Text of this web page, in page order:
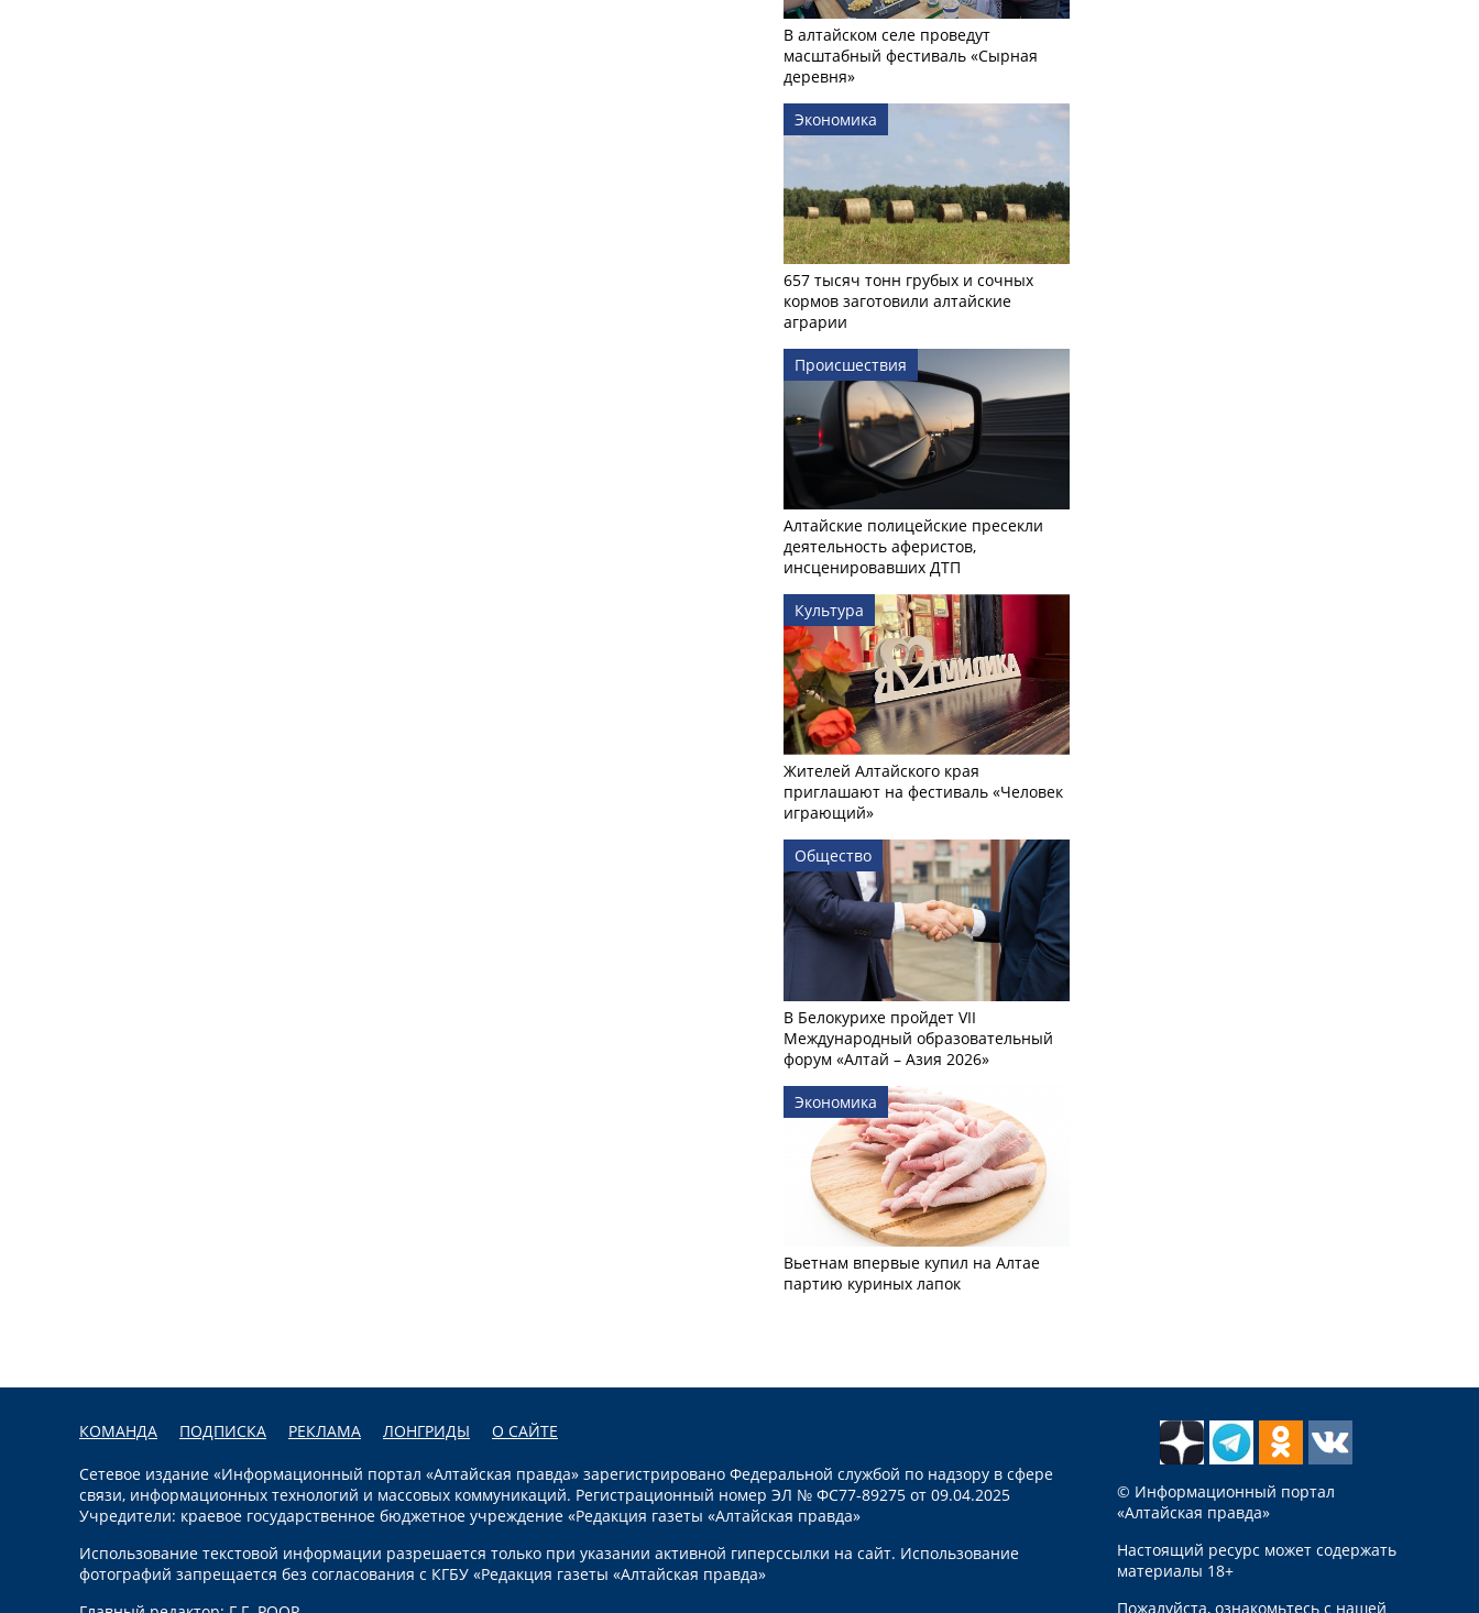
В алтайском селе проведут
масштабный фестиваль «Сырная
деревня»
Экономика
657 тысяч тонн грубых и сочных
кормов заготовили алтайские
аграрии
Происшествия
Алтайские полицейские пресекли
деятельность аферистов,
инсценировавших ДТП
Культура
Жителей Алтайского края
приглашают на фестиваль «Человек
играющий»
Общество
В Белокурихе пройдет VII
Международный образовательный
форум «Алтай – Азия 2026»
Экономика
Вьетнам впервые купил на Алтае
партию куриных лапок
КОМАНДА ПОДПИСКА РЕКЛАМА ЛОНГРИДЫ О САЙТЕ
Сетевое издание «Информационный портал «Алтайская правда» зарегистрировано Федеральной службой по надзору в сфере
связи, информационных технологий и массовых коммуникаций. Регистрационный номер ЭЛ № ФС77-89275 от 09.04.2025
Учредители: краевое государственное бюджетное учреждение «Редакция газеты «Алтайская правда»
Использование текстовой информации разрешается только при указании активной гиперссылки на сайт. Использование
фотографий запрещается без согласования с КГБУ «Редакция газеты «Алтайская правда»
© Информационный портал
«Алтайская правда»
Настоящий ресурс может содержать
материалы 18+
Пожалуйста, ознакомьтесь с нашей